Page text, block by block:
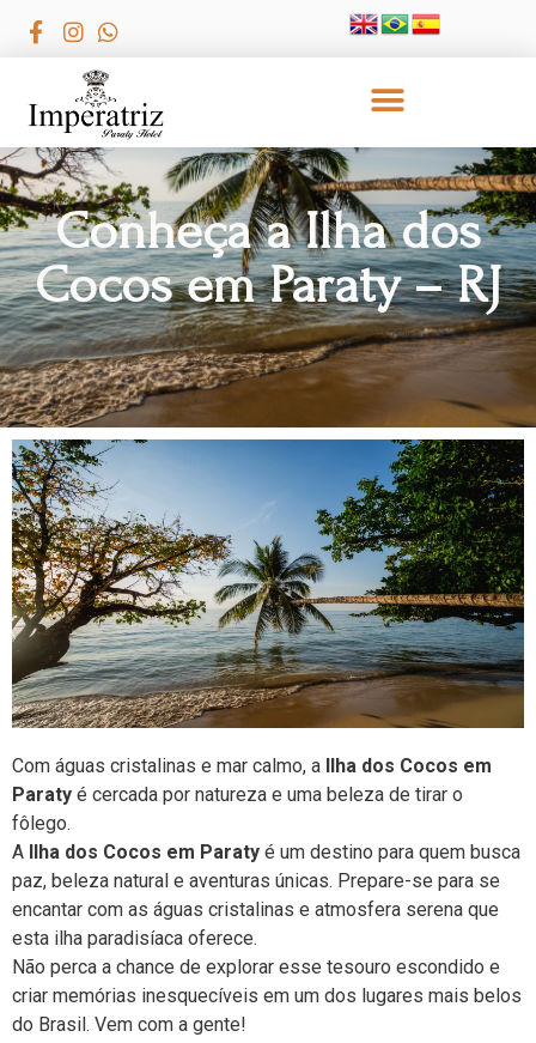
Conheça a Ilha dos
Cocos em Paraty – RJ
Com águas cristalinas e mar calmo, a Ilha dos Cocos em
Paraty é cercada por natureza e uma beleza de tirar o
fôlego.
A Ilha dos Cocos em Paraty é um destino para quem busca
paz, beleza natural e aventuras únicas. Prepare-se para se
encantar com as águas cristalinas e atmosfera serena que
esta ilha paradisíaca oferece.
Não perca a chance de explorar esse tesouro escondido e
criar memórias inesquecíveis em um dos lugares mais belos
do Brasil. Vem com a gente!